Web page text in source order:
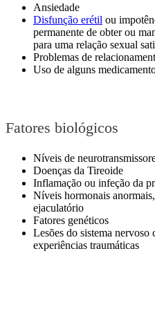
Ansiedade
Disfunção erétil ou
permanente de obter ou
para uma relação sexual
Problemas de
Uso de alguns
Fatores biológicos
Níveis de
Doenças da Tireoide
Inflamação ou infeção da
Níveis hormonais
ejaculatório
Fatores genéticos
Lesões do sistema nervoso
experiências traumáticas